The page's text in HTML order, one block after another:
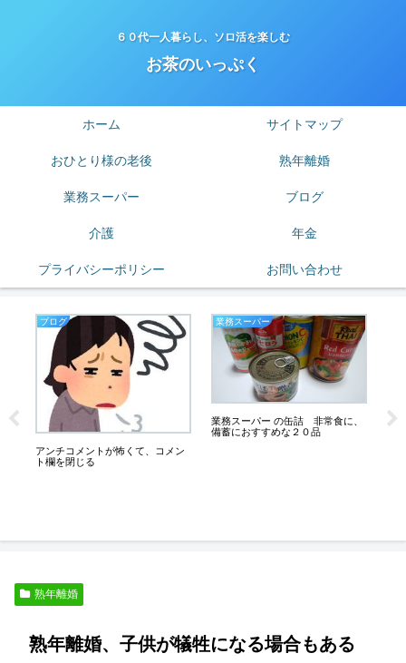
６０代一人暮らし、ソロ活を楽しむ
お茶のいっぷく
ホーム サイトマップ
おひとり様の老後 熟年離婚
業務スーパー ブログ
介護 年金
プライバシーポリシー お問い合わせ
ブログ
アンチコメントが怖くて、コメン
ト欄を閉じる
業務スーパー
業務スーパー の缶詰 非常食に、
備蓄におすすめな２０品
強
熟年離婚
熟年離婚、子供が犠牲になる場合もある